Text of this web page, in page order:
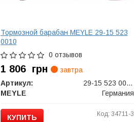
Тормозной барабан MEYLE 29-15 523
0010
0 отзывов
1 806 грн
завтра
Артикул:
29-15 523 0010
MEYLE
Германия
КУПИТЬ Код: 34711-3